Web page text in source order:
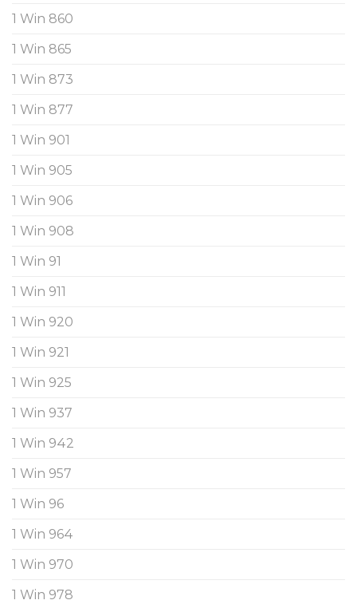
1 Win 860
1 Win 865
1 Win 873
1 Win 877
1 Win 901
1 Win 905
1 Win 906
1 Win 908
1 Win 91
1 Win 911
1 Win 920
1 Win 921
1 Win 925
1 Win 937
1 Win 942
1 Win 957
1 Win 96
1 Win 964
1 Win 970
1 Win 978